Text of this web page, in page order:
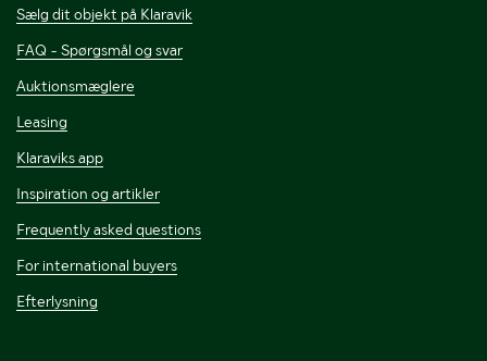
Sælg dit objekt på Klaravik
FAQ - Spørgsmål og svar
Auktionsmæglere
Leasing
Klaraviks app
Inspiration og artikler
Frequently asked questions
For international buyers
Efterlysning